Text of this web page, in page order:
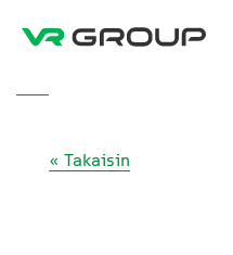
« Takaisin